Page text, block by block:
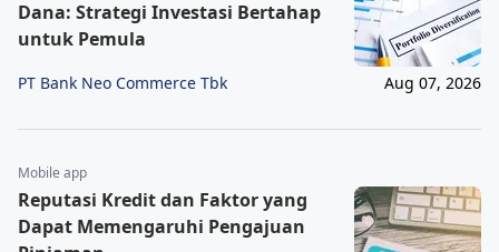
Dana: Strategi Investasi Bertahap
untuk Pemula
PT Bank Neo Commerce Tbk Aug 07, 2026
Mobile app
Reputasi Kredit dan Faktor yang
Dapat Memengaruhi Pengajuan